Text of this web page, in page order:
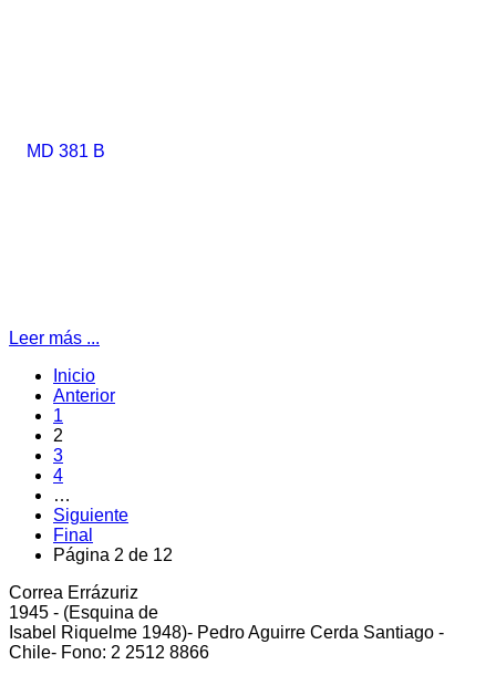
Leer más ...
Inicio
Anterior
1
2
3
4
…
Siguiente
Final
Página 2 de 12
Correa Errázuriz
1945 - (Esquina de
Isabel Riquelme 1948)- Pedro Aguirre Cerda Santiago -
Chile- Fono: 2 2512 8866